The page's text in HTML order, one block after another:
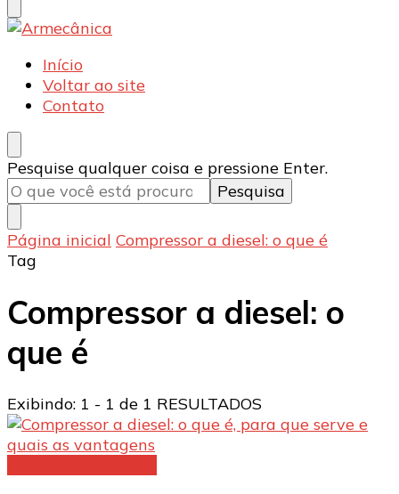
Armecânica
Blog
Início
Voltar ao site
Contato
Procurando
algo?
Pesquise qualquer coisa e pressione Enter.
Página inicial Compressor a diesel: o que é
Tag
Compressor a diesel: o
que é
Exibindo: 1 - 1 de 1 RESULTADOS